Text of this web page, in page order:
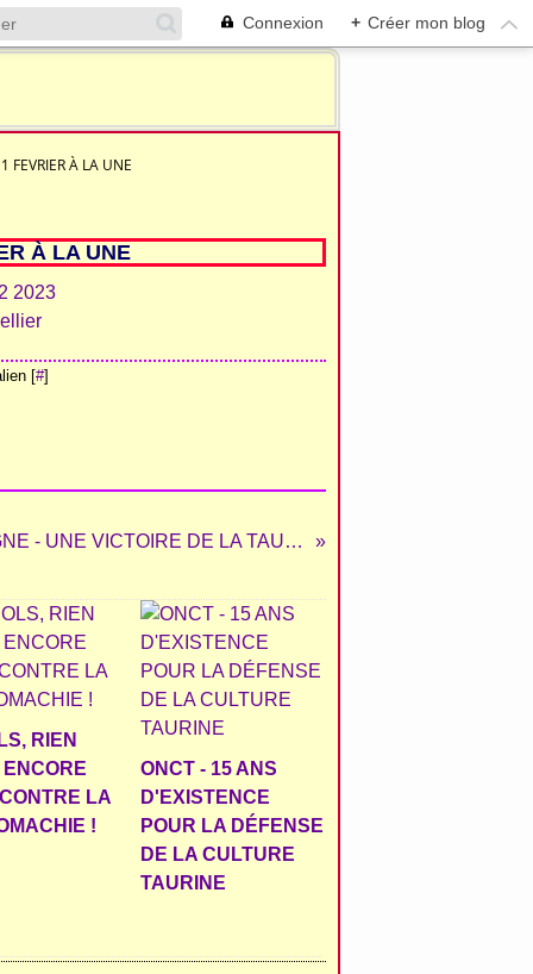
Connexion + Créer mon blog
FEVRIER À LA UNE
À LA UNE
[#]
ESPAGNE - UNE VICTOIRE DE LA TAUROMACHIE
RIEN
ENCORE
LA
!
ONCT - 15 ANS
D'EXISTENCE
POUR LA DÉFENSE
DE LA CULTURE
TAURINE